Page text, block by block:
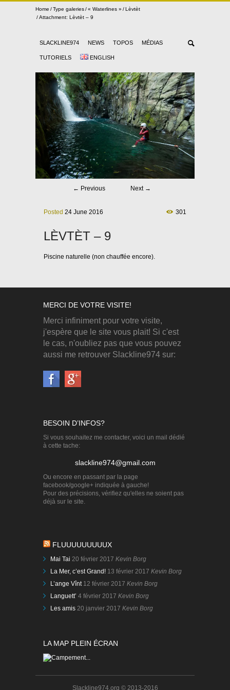
Home Type galeries « Waterlines »
Lèvtèt
Attachment: Lèvtèt – 9
SLACKLINE974 NEWS TOPOS MÉDIAS
TUTORIELS ENGLISH
← Previous Next →
Posted 24 June 2016 301
LÈVTÈT – 9
Piscine naturelle (non chauffée encore).
MERCI DE VOTRE VISITE!
Merci infiniment pour votre visite,
j'espère que le site vous plait! Si c'est
le cas, n'oubliez pas que vous pouvez
aussi me retrouver Slackline974 sur:
BESOIN D’INFOS?
Si vous souhaitez me contacter, voici un mail dédié
à cette tache:
slackline974@gmail.com
Ou encore en passant par la page
facebook/google+ indiquée à gauche!
Pour des précisions, vérifiez qu'elles ne soient pas
déjà sur le site.
FLUUUUUUUUUX
Mai Tai 20 février 2017 Kevin Borg
La Mer, c’est Grand! 13 février 2017 Kevin Borg
L’ange Vînt 12 février 2017 Kevin Borg
Languett’ 4 février 2017 Kevin Borg
Les amis 20 janvier 2017 Kevin Borg
LA MAP PLEIN ÉCRAN
Slackline974.org © 2013-2016